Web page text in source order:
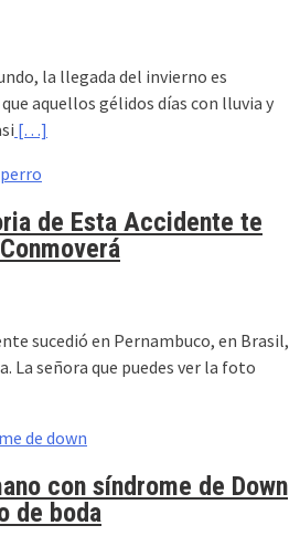
la llegada del invierno es
aquellos gélidos días con lluvia y
[…]
de Esta Accidente te
sucedió en Pernambuco, en Brasil,
La señora que puedes ver la foto
con síndrome de Down
de boda